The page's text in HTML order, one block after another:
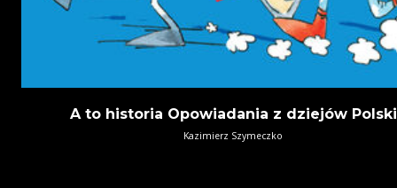
A to historia Opowiadania z dziejów Polski
Kazimierz Szymeczko